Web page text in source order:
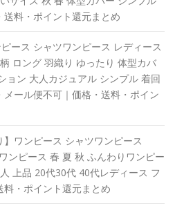
料・ポイント還元まとめ
ース シャツワンピース レディース
ロング 羽織り ゆったり 体型カバ
ョン 大人カジュアル シンプル 着回
ール便不可｜価格・送料・ポイン
】ワンピース シャツワンピース
ンピース 春 夏 秋 ふんわりワンピー
上品 20代30代 40代レディース フ
料・ポイント還元まとめ